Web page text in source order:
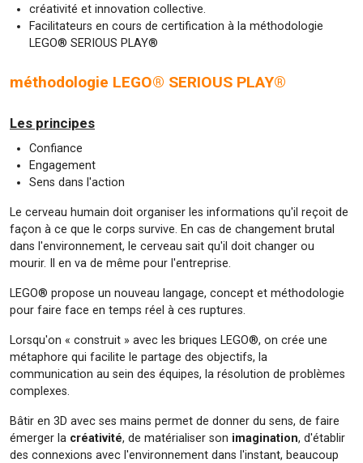
créativité et innovation collective.
Facilitateurs en cours de certification à la méthodologie
LEGO® SERIOUS PLAY®
méthodologie LEGO® SERIOUS PLAY®
Les principes
Confiance
Engagement
Sens dans l'action
Le cerveau humain doit organiser les informations qu'il reçoit de
façon à ce que le corps survive. En cas de changement brutal
dans l'environnement, le cerveau sait qu'il doit changer ou
mourir. Il en va de même pour l'entreprise.
LEGO® propose un nouveau langage, concept et méthodologie
pour faire face en temps réel à ces ruptures.
Lorsqu'on « construit » avec les briques LEGO®, on crée une
métaphore qui facilite le partage des objectifs, la
communication au sein des équipes, la résolution de problèmes
complexes.
Bâtir en 3D avec ses mains permet de donner du sens, de faire
émerger la créativité, de matérialiser son imagination, d'établir
des connexions avec l'environnement dans l'instant, beaucoup